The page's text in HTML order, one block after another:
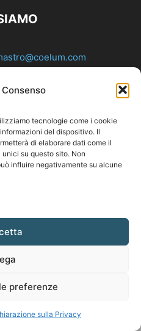
tecnologie come i cookie
del dispositivo. Il
di elaborare dati come il
su questo sito. Non
influire negativamente su alcune
preferenze
sulla Privacy